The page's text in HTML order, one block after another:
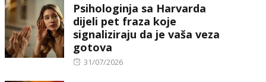
Psihologinja sa Harvarda
dijeli pet fraza koje
signaliziraju da je vaša veza
gotova
Posted
31/07/2026